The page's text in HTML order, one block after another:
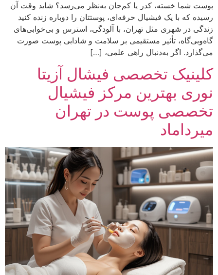
پوست شما خسته، کدر یا کم‌جان به‌نظر می‌رسد؟ شاید وقت آن
رسیده که با یک فیشیال حرفه‌ای، پوستتان را دوباره زنده کنید
زندگی در شهری مثل تهران، با آلودگی، استرس و بی‌خوابی‌های
گاه‌وبی‌گاه، تأثیر مستقیمی بر سلامت و شادابی پوست صورت
می‌گذارد. اگر به‌دنبال راهی علمی، […]
کلینیک تخصصی فیشال آزیتا
نوری بهترین مرکز فیشیال
تخصصی پوست در تهران
میرداماد